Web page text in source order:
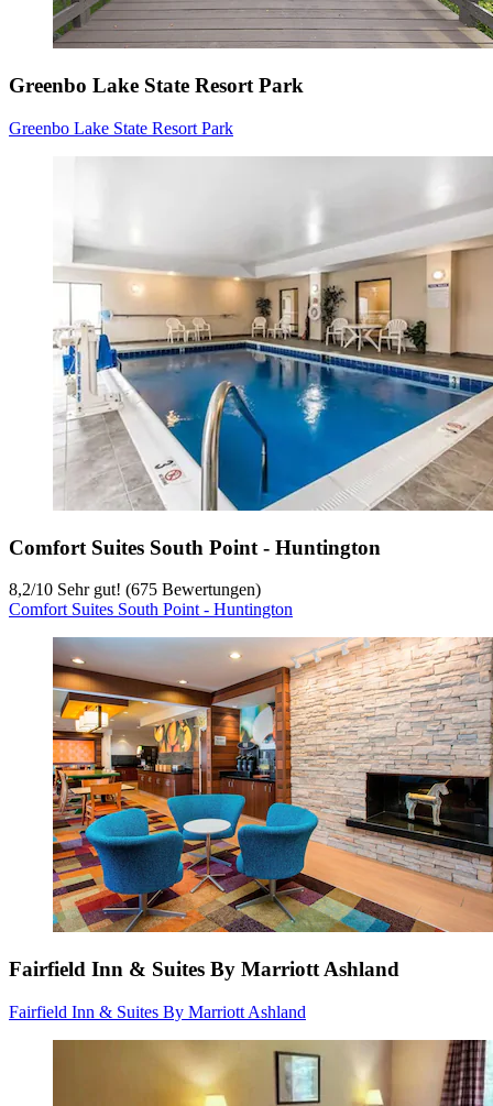
Greenbo Lake State Resort Park
Greenbo Lake State Resort Park
Comfort Suites South Point - Huntington
8,2/10 Sehr gut! (675 Bewertungen)
Comfort Suites South Point - Huntington
Fairfield Inn & Suites By Marriott Ashland
Fairfield Inn & Suites By Marriott Ashland